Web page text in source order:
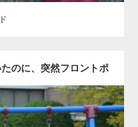
のに、突然フロントポ
チョ